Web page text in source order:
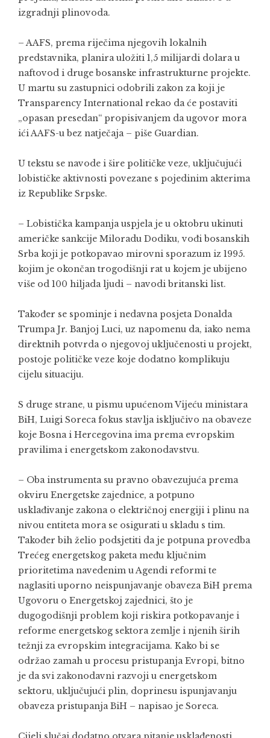
izgradnji plinovoda.
– AAFS, prema riječima njegovih lokalnih
predstavnika, planira uložiti 1,5 milijardi dolara u
naftovod i druge bosanske infrastrukturne projekte.
U martu su zastupnici odobrili zakon za koji je
Transparency International rekao da će postaviti
„opasan presedan“ propisivanjem da ugovor mora
ići AAFS-u bez natječaja – piše Guardian.
U tekstu se navode i šire političke veze, uključujući
lobističke aktivnosti povezane s pojedinim akterima
iz Republike Srpske.
– Lobistička kampanja uspjela je u oktobru ukinuti
američke sankcije Miloradu Dodiku, vođi bosanskih
Srba koji je potkopavao mirovni sporazum iz 1995.
kojim je okončan trogodišnji rat u kojem je ubijeno
više od 100 hiljada ljudi – navodi britanski list.
Također se spominje i nedavna posjeta Donalda
Trumpa Jr. Banjoj Luci, uz napomenu da, iako nema
direktnih potvrda o njegovoj uključenosti u projekt,
postoje političke veze koje dodatno komplikuju
cijelu situaciju.
S druge strane, u pismu upućenom Vijeću ministara
BiH, Luigi Soreca fokus stavlja isključivo na obaveze
koje Bosna i Hercegovina ima prema evropskim
pravilima i energetskom zakonodavstvu.
– Oba instrumenta su pravno obavezujuća prema
okviru Energetske zajednice, a potpuno
usklađivanje zakona o električnoj energiji i plinu na
nivou entiteta mora se osigurati u skladu s tim.
Također bih želio podsjetiti da je potpuna provedba
Trećeg energetskog paketa među ključnim
prioritetima navedenim u Agendi reformi te
naglasiti uporno neispunjavanje obaveza BiH prema
Ugovoru o Energetskoj zajednici, što je
dugogodišnji problem koji riskira potkopavanje i
reforme energetskog sektora zemlje i njenih širih
težnji za evropskim integracijama. Kako bi se
održao zamah u procesu pristupanja Evropi, bitno
je da svi zakonodavni razvoji u energetskom
sektoru, uključujući plin, doprinesu ispunjavanju
obaveza pristupanja BiH – napisao je Soreca.